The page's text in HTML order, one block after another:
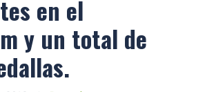
en el
y un total de